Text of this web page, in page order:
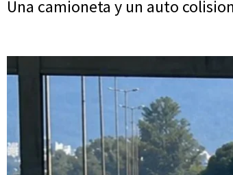
Una camioneta y un auto